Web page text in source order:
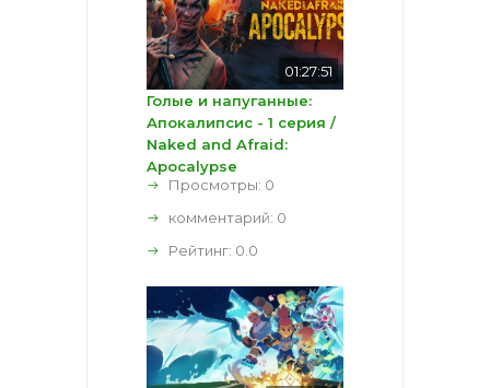
01:27:51
Голые и напуганные:
Апокалипсис - 1 серия /
Naked and Afraid:
Apocalypse
Просмотры: 0
комментарий: 0
Рейтинг: 0.0